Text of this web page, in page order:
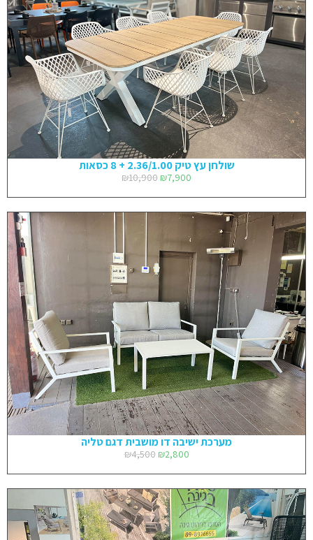
שולחן עץ טיק 2.36/1.00 + 8 כסאות
₪10,900 ₪7,900
מערכת ישיבה דו מושבית דגם טליה
₪4,500 ₪2,800